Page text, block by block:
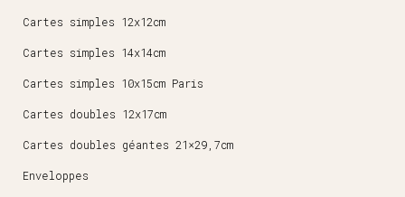
Cartes simples 12x12cm
Cartes simples 14x14cm
Cartes simples 10x15cm Paris
Cartes doubles 12x17cm
Cartes doubles géantes 21×29,7cm
Enveloppes